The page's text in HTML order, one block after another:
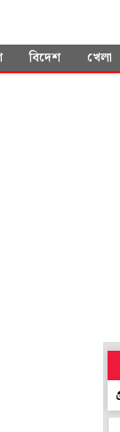
বিদেশ খেলা
উঠতেই গ্রেপ্তার